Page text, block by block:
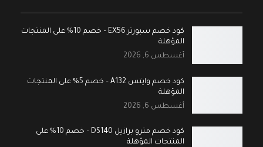
كود خصم سبورتر EX56 – خصم 10% على المنتجات
المؤهلة
أغسطس 6, 2026
كود خصم وايتس A132 – خصم 5% على المنتجات
المؤهلة
أغسطس 6, 2026
كود خصم مترو برازيل DS140 – خصم 10% على
المنتجات المؤهلة